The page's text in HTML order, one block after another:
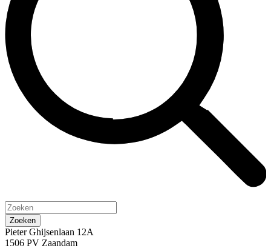
Pieter Ghijsenlaan 12A
1506 PV Zaandam